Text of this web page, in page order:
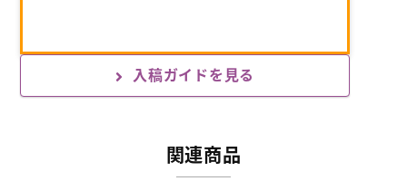
入稿ガイドを見る
関連商品